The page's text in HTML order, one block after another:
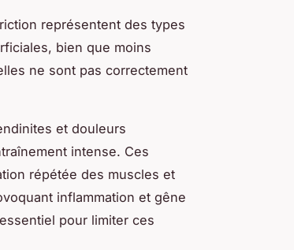
représentent des types
bien que moins
ne sont pas correctement
et douleurs
intense. Ces
répétée des muscles et
inflammation et gêne
pour limiter ces